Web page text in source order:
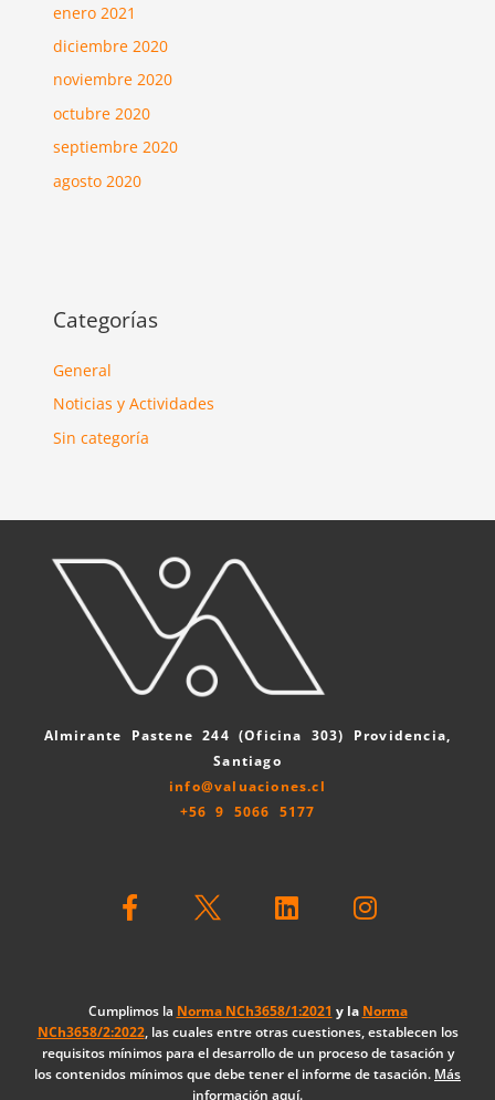
enero 2021
diciembre 2020
noviembre 2020
octubre 2020
septiembre 2020
agosto 2020
Categorías
General
Noticias y Actividades
Sin categoría
Almirante Pastene 244 (Oficina 303) Providencia,
Santiago
info@valuaciones.cl
+56 9 5066 5177
a
o
o
k
i
d
i
n
n
g
r
a
Cumplimos la Norma NCh3658/1:2021 y la Norma
NCh3658/2:2022, las cuales entre otras cuestiones, establecen los
requisitos mínimos para el desarrollo de un proceso de tasación y
los contenidos mínimos que debe tener el informe de tasación. Más
información aquí.